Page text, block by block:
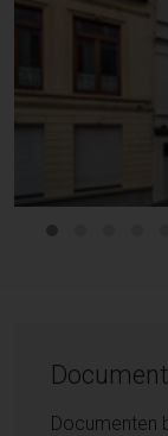
Documenten